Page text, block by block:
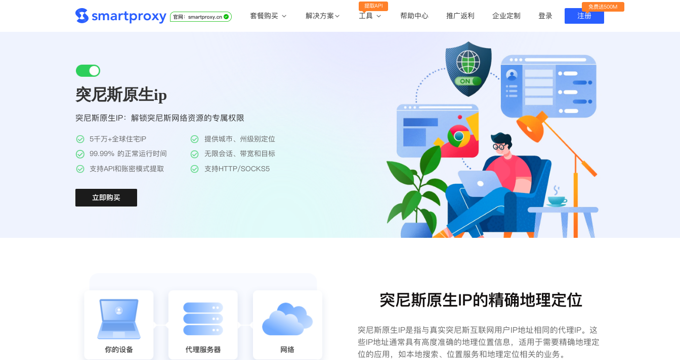
套餐购买 解决方案 工具
提取API
帮助中心 推广返利 企业定制 登录 注册
免费送500M
突尼斯原生ip
突尼斯原生IP：解锁突尼斯网络资源的专属权限
5千万+全球住宅IP
提供城市、州级别定位
99.99% 的正常运行时间
无限会话、带宽和目标
支持API和账密模式提取
支持HTTP/SOCKS5
立即购买
突尼斯原生IP的精确地理定位
突尼斯原生IP是指与真实突尼斯互联网用户IP地址相同的代理IP。这
些IP地址通常具有高度准确的地理位置信息，适用于需要精确地理定
位的应用，如本地搜索、位置服务和地理定位相关的业务。